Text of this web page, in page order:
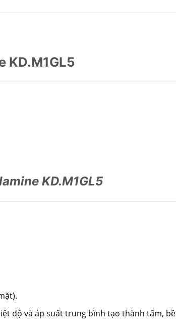
KD.M1GL5
KD.M1GL5
độ và áp suất trung bình tạo thành tấm, bề